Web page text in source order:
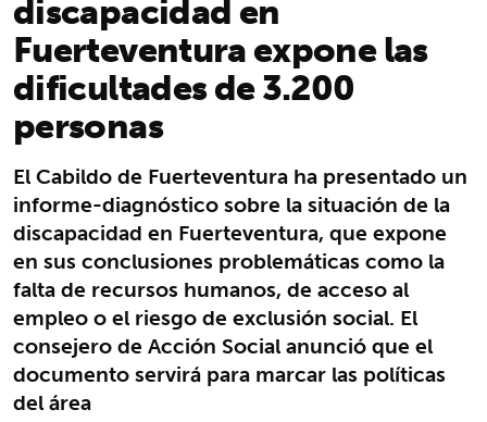
Fuerteventura expone las
dificultades de 3.200
personas
El Cabildo de Fuerteventura ha presentado un
informe-diagnóstico sobre la situación de la
discapacidad en Fuerteventura, que expone
en sus conclusiones problemáticas como la
falta de recursos humanos, de acceso al
empleo o el riesgo de exclusión social. El
consejero de Acción Social anunció que el
documento servirá para marcar las políticas
del área